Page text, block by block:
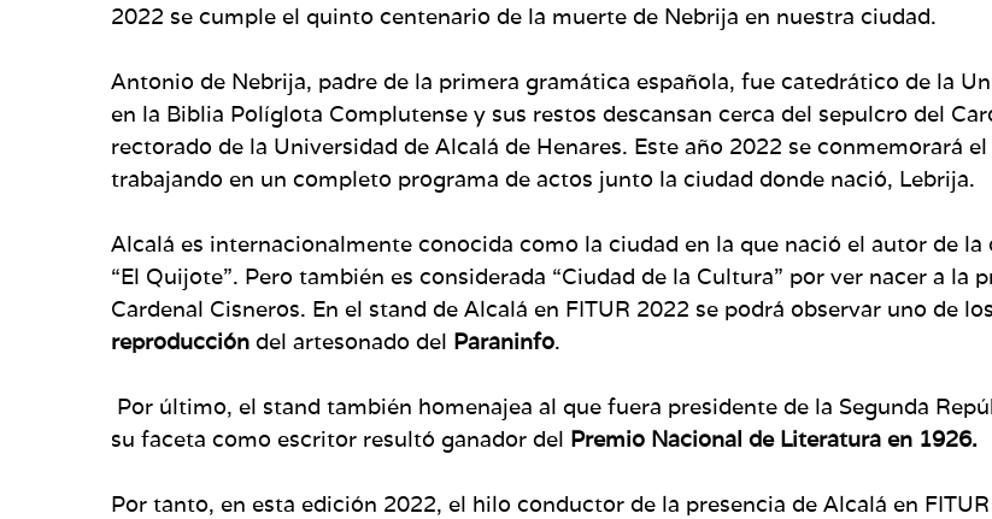
2022 se cumple el quinto centenario de la muerte de Nebrija en nuestra ciudad.
Antonio de Nebrija, padre de la primera gramática española, fue catedrático de la
en la Biblia Políglota Complutense y sus restos descansan cerca del sepulcro del
rectorado de la Universidad de Alcalá de Henares. Este año 2022 se conmemorará
trabajando en un completo programa de actos junto la ciudad donde nació, Lebrija.
Alcalá es internacionalmente conocida como la ciudad en la que nació el autor de
“El Quijote”. Pero también es considerada “Ciudad de la Cultura” por ver nacer a la
Cardenal Cisneros. En el stand de Alcalá en FITUR 2022 se podrá observar uno de
reproducción del artesonado del Paraninfo.
Por último, el stand también homenajea al que fuera presidente de la Segunda
su faceta como escritor resultó ganador del Premio Nacional de Literatura en 1926.
Por tanto, en esta edición 2022, el hilo conductor de la presencia de Alcalá en